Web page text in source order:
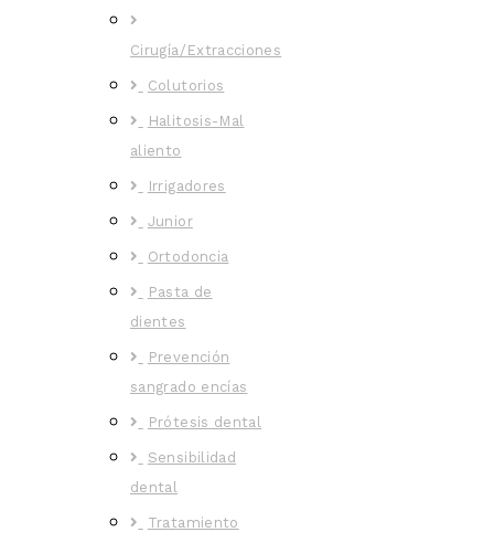
Cirugía/Extracciones
Colutorios
Halitosis-Mal
aliento
Irrigadores
Junior
Ortodoncia
Pasta de
dientes
Prevención
sangrado encías
Prótesis dental
Sensibilidad
dental
Tratamiento